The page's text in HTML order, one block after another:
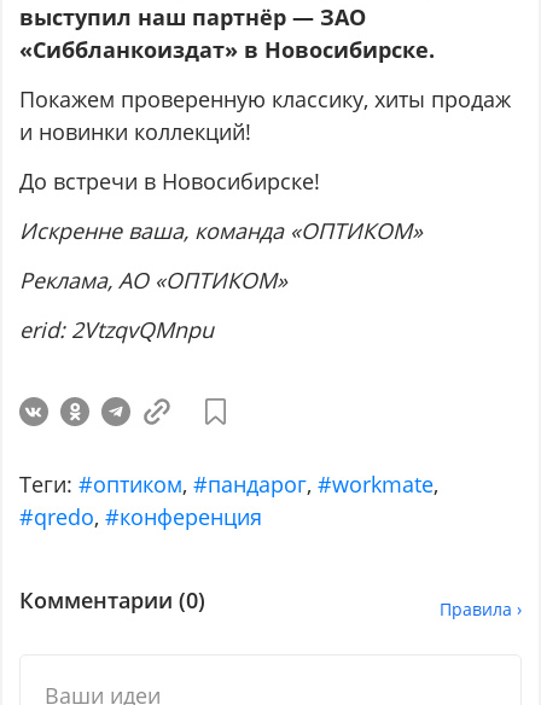
выступил наш партнёр — ЗАО
«Сиббланкоиздат» в Новосибирске.
Покажем проверенную классику, хиты продаж
и новинки коллекций!
До встречи в Новосибирске!
Искренне ваша, команда «ОПТИКОМ»
Реклама, АО«ОПТИКОМ»
erid: 2VtzqvQMnpu
Теги: #оптиком,#пандарог,#workmate,
#qredo,#конференция
Комментарии (0) Правила ›